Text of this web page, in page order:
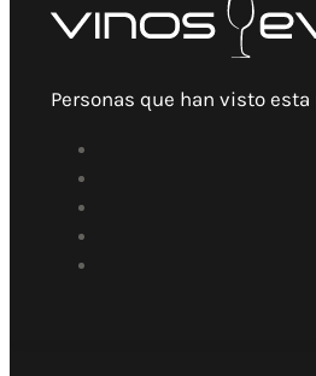
Personas que han visto esta